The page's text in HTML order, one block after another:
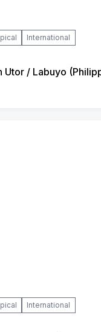
International
Utor / Labuyo
International